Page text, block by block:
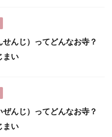
んじ）ってどんなお寺？
まい
ぜんじ）ってどんなお寺？
まい